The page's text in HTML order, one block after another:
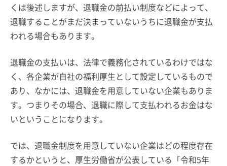
くは後述しますが、退職金の前払い制度などによって、
退職することがまだ決まっていないうちに退職金が支払
われる場合もあります。
退職金の支払いは、法律で義務化されているわけではな
く、各企業が自社の福利厚生として設定しているもので
あり、なかには、退職金を用意していない企業もありま
す。つまりその場合、退職に際して支払われるお金はな
いということになります。
では、退職金制度を用意していない企業はどの程度存在
するかというと、厚生労働省が公表している「令和5年